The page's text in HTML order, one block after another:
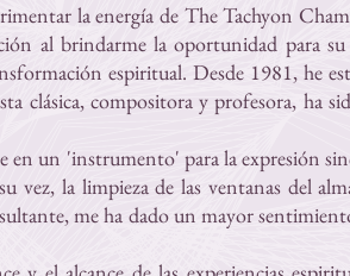
la energía de The Tachyon
al brindarme la oportunidad para su
espiritual. Desde 1981, he
clásica, compositora y profesora, ha
en un 'instrumento' para la expresión
vez, la limpieza de las ventanas del
me ha dado un mayor